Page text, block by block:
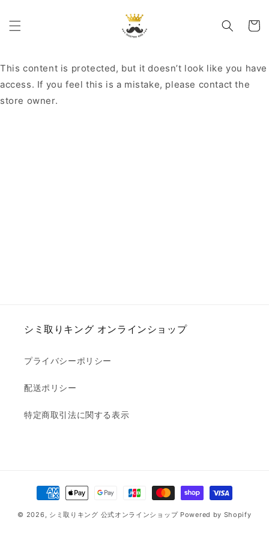
進む
ー
This content is protected, but it doesn’t look like you have
access. If you feel this is a mistake, please contact the
store owner.
シミ取りキング オンラインショップ
プライバシーポリシー
配送ポリシー
特定商取引法に関する表示
決
済
方
© 2026, シミ取りキング 公式オンラインショップ Powered by Shopify